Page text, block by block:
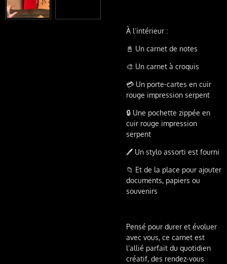
À l’intérieur :
📓 Un carnet de notes
🎨 Un carnet à croquis
💳 Un porte-cartes en cuir
rouge impression serpent
🔒 Une pochette zippée en
cuir rouge impression
serpent
🖊️ Un stylo assorti est fourni
📁 Et de la place pour ajouter
documents, papiers ou
souvenirs
Pensé pour durer et évoluer
avec vous, ce carnet est
l’allié parfait du quotidien
créatif, des rendez-vous